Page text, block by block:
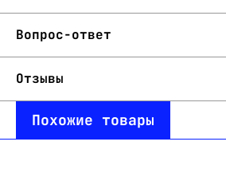
Вопрос-ответ
Отзывы
Похожие товары